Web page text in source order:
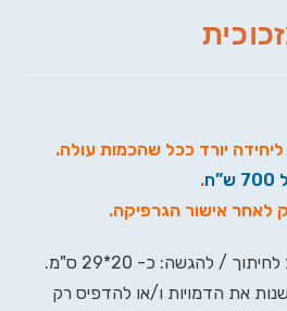
יורד ככל שהכמות עולה.
.
אישור הגרפיקה.
/ להגשה: כ- 20*29 ס"מ.
את הדמויות ו/או להדפיס רק